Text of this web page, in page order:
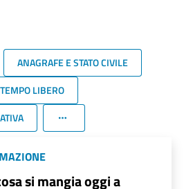
ANAGRAFE E STATO CIVILE
LIBERO
si mangia oggi a